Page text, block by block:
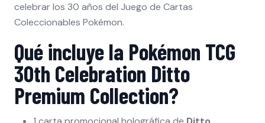
celebrar los 30 años del Juego de Cartas
Coleccionables Pokémon.
Qué incluye la Pokémon TCG
30th Celebration Ditto
Premium Collection?